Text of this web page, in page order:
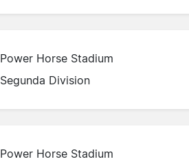
Power Horse Stadium
Segunda Division
Power Horse Stadium